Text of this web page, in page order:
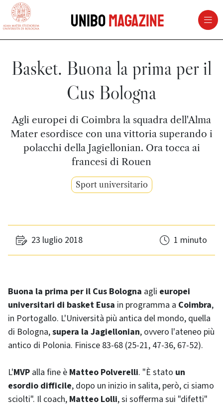
vai al contenuto della pagina
UniboMagazine
Basket. Buona la prima per il
Cus Bologna
Agli europei di Coimbra la squadra dell'Alma
Mater esordisce con una vittoria superando i
polacchi della Jagiellonian. Ora tocca ai
francesi di Rouen
Sport universitario
23 luglio 2018 1 minuto
Buona la prima per il Cus Bologna agli europei
universitari di basket Eusa in programma a Coimbra,
in Portogallo. L'Università più antica del mondo, quella
di Bologna,supera la Jagiellonian, ovvero l'ateneo più
antico di Polonia. Finisce 83-68 (25-21, 47-36, 67-52).
L'MVP alla fine è Matteo Polverelli. "È stato un
esordio difficile, dopo un inizio in salita, però, ci siamo
sciolti". Il coach, Matteo Lolli, si sofferma sui "difetti"